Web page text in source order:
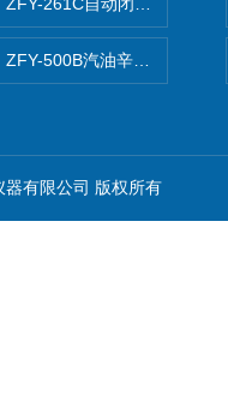
ZFY-500B汽油辛烷值测定仪
有限公司 版权所有